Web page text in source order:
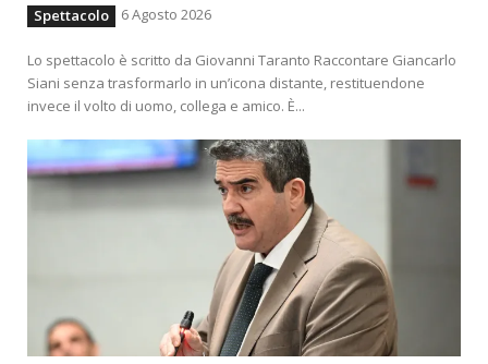
Spettacolo 6 Agosto 2026
Lo spettacolo è scritto da Giovanni Taranto Raccontare Giancarlo
Siani senza trasformarlo in un’icona distante, restituendone
invece il volto di uomo, collega e amico. È...